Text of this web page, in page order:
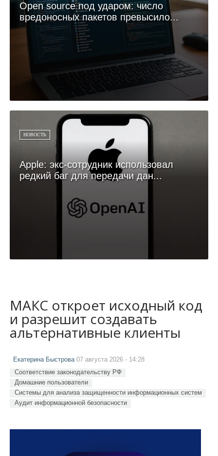
Open source под ударом: число
вредоносных пакетов превысило...
НОВОСТЬ
Apple: экс-сотрудник использовал
редкий баг для передачи дан...
МАКС откроет исходный код
и разрешит создавать
альтернативные клиенты
Екатерина Быстрова07 августа 2026 - 14:28
Соответствие законодательству РФ
Домашние пользователи
Системы для анализа защищенности информационных систем
Аудит информационной безопасности